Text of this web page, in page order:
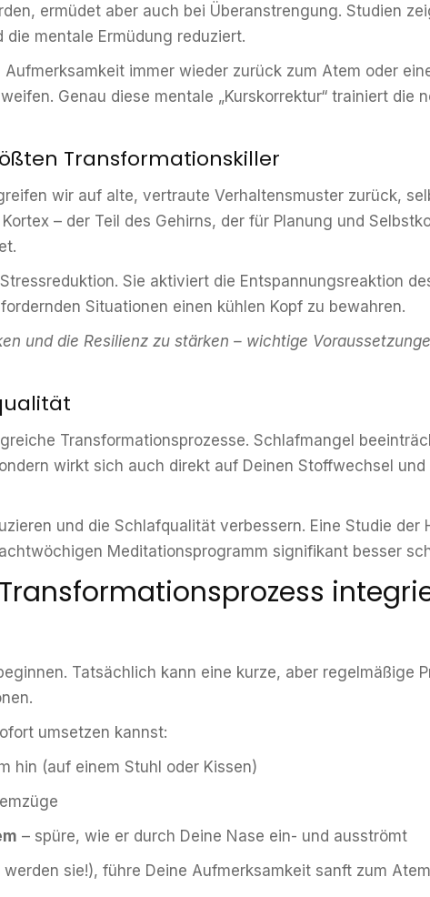
ermüdet aber auch bei Überanstrengung. Studien
mentale Ermüdung reduziert.
immer wieder zurück zum Atem oder
Genau diese mentale „Kurskorrektur“ trainiert die
Transformationskiller
wir auf alte, vertraute Verhaltensmuster zurück,
– der Teil des Gehirns, der für Planung und
Sie aktiviert die Entspannungsreaktion
Situationen einen kühlen Kopf zu bewahren.
und die Resilienz zu stärken – wichtige
Transformationsprozesse. Schlafmangel
wirkt sich auch direkt auf Deinen Stoffwechsel und
und die Schlafqualität verbessern. Eine Studie der
Meditationsprogramm signifikant besser
Tatsächlich kann eine kurze, aber regelmäßige
umsetzen kannst:
hin (auf einem Stuhl oder Kissen)
– spüre, wie er durch Deine Nase ein- und ausströmt
werden sie!), führe Deine Aufmerksamkeit sanft zum